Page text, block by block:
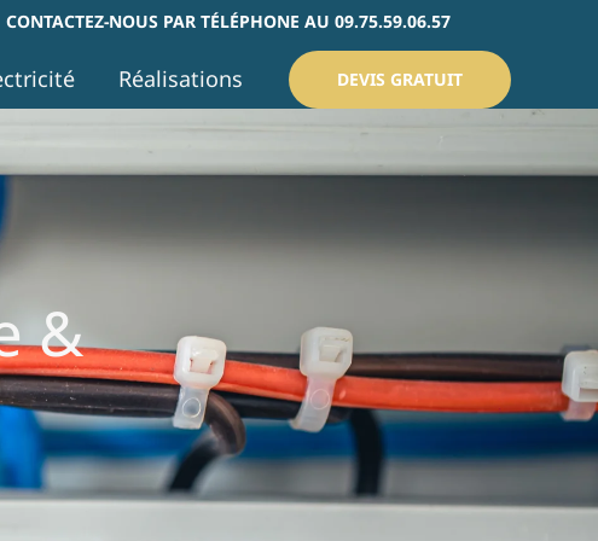
CONTACTEZ-NOUS PAR TÉLÉPHONE AU 09.75.59.06.57
Réalisations DEVIS GRATUIT
&